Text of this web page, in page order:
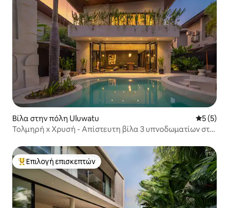
Βίλα στην πόλη Uluwatu Μέση
5 (5)
Τολμηρή x Χρυσή - Απίστευτη βίλα 3 υπνοδωματίων στο
Κορυφαία επιλογή επισκεπτών
Επιλογή επισκεπτών